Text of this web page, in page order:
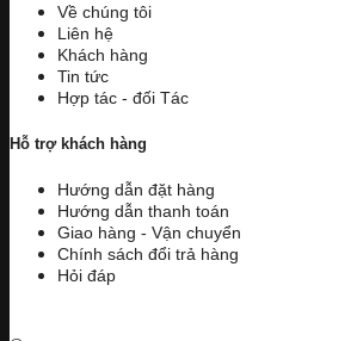
Về chúng tôi
Liên hệ
Khách hàng
Tin tức
Hợp tác - đối Tác
Hỗ trợ khách hàng
Hướng dẫn đặt hàng
Hướng dẫn thanh toán
Giao hàng - Vận chuyển
Chính sách đổi trả hàng
Hỏi đáp